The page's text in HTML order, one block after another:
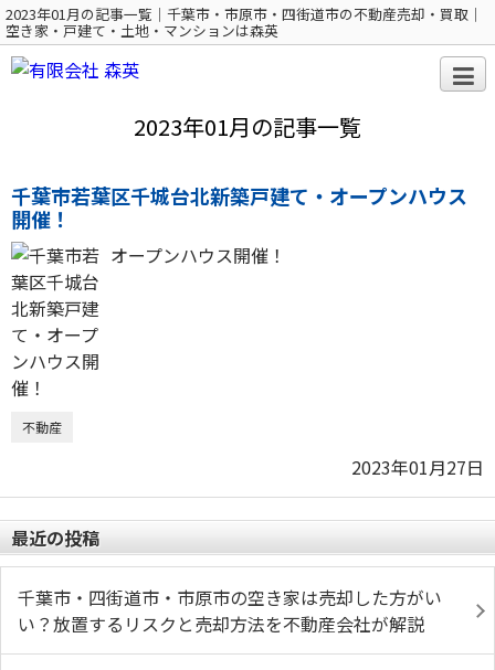
2023年01月の記事一覧｜千葉市・市原市・四街道市の不動産売却・買取｜
空き家・戸建て・土地・マンションは森英
2023年01月の記事一覧
千葉市若葉区千城台北新築戸建て・オープンハウス
開催！
オープンハウス開催！
不動産
2023年01月27日
最近の投稿
千葉市・四街道市・市原市の空き家は売却した方がい
い？放置するリスクと売却方法を不動産会社が解説